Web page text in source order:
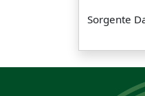
Sorgente